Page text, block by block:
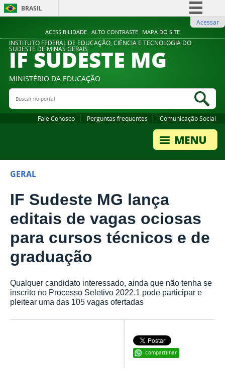
ACESSIBILIDADE ALTO CONTRASTE MAPA DO SITE
BRASIL
Comunica BR
Participe
Legislação
Acessar
INSTITUTO FEDERAL DE EDUCAÇÃO, CIÊNCIA E TECNOLOGIA DO
SUDESTE DE MINAS GERAIS
IF SUDESTE MG
MINISTÉRIO DA EDUCAÇÃO
Buscar no portal
Fale Conosco Perguntas frequentes Comunicação Social
GERAL
IF Sudeste MG lança
editais de vagas ociosas
para cursos técnicos e de
graduação
Qualquer candidato interessado, ainda que não tenha se
inscrito no Processo Seletivo 2022.1 pode participar e
pleitear uma das 105 vagas ofertadas
Compartilhar